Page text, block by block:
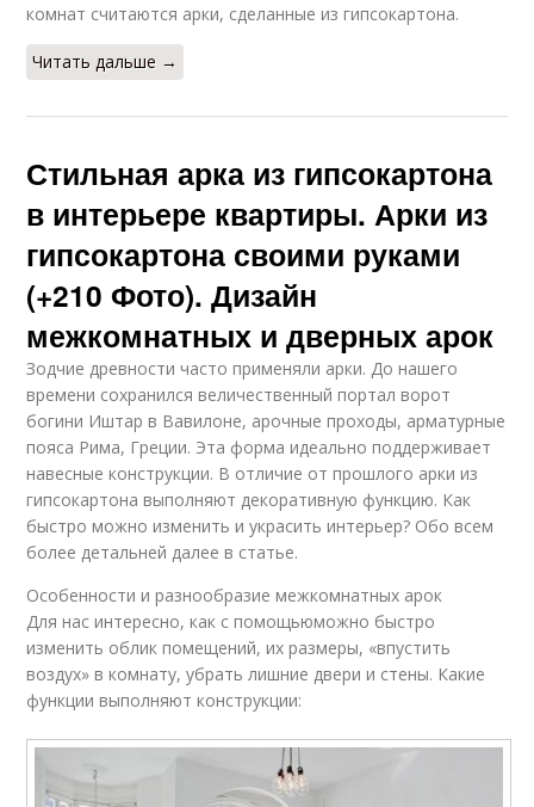
комнат считаются арки, сделанные из гипсокартона.
Читать дальше →
Стильная арка из гипсокартона
в интерьере квартиры. Арки из
гипсокартона своими руками
(+210 Фото). Дизайн
межкомнатных и дверных арок
Зодчие древности часто применяли арки. До нашего
времени сохранился величественный портал ворот
богини Иштар в Вавилоне, арочные проходы, арматурные
пояса Рима, Греции. Эта форма идеально поддерживает
навесные конструкции. В отличие от прошлого арки из
гипсокартона выполняют декоративную функцию. Как
быстро можно изменить и украсить интерьер? Обо всем
более детальней далее в статье.
Особенности и разнообразие межкомнатных арок
Для нас интересно, как с помощьюможно быстро
изменить облик помещений, их размеры, «впустить
воздух» в комнату, убрать лишние двери и стены. Какие
функции выполняют конструкции: